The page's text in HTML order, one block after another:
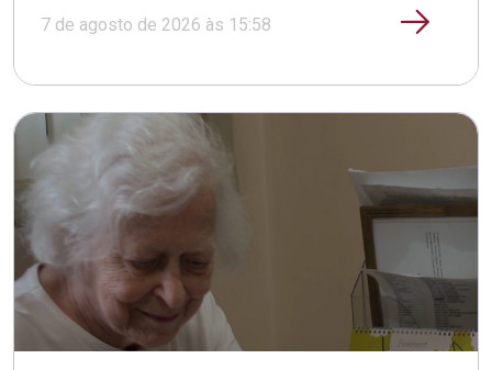
7 de agosto de 2026 às 15:58